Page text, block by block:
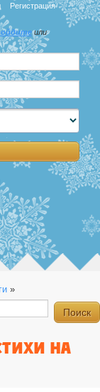
Регистрация
или
»
НА